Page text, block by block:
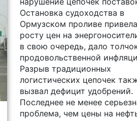
Остановка судоходства в
Ормузском проливе
росту цен на
в свою очередь, дало
продовольственной
Разрыв традиционных
логистических цепочек
вызвал дефицит удобрений.
Последнее не менее
проблема, чем цены на